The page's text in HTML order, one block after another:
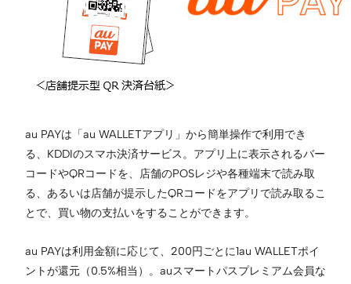
au PAYは「au WALLETアプリ」から簡単操作で利用でき
る、KDDIのスマホ決済サービス。アプリ上に表示されるバー
コードやQRコードを、店舗のPOSレジや各種端末で読み取
る、あるいは店舗が提示したQRコードをアプリで読み取るこ
とで、買い物の支払いをすることができます。
au PAYは利用金額に応じて、200円ごとに1au WALLETポイ
ントが還元（0.5%相当）。auスマートパスプレミアム会員な